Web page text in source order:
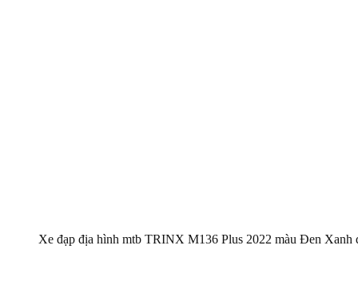
Xe đạp địa hình mtb TRINX M136 Plus 2022 màu Đen Xanh